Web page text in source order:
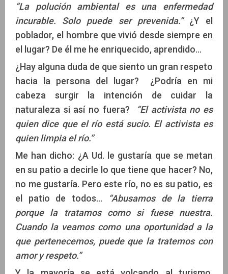
“La polución ambiental es una enfermedad
incurable. Solo puede ser prevenida.” ¿Y el
poblador, el hombre que vivió desde siempre en
el lugar? De él me he enriquecido, aprendido…
¿Hay alguna duda de que siento un gran respeto
hacia la persona del lugar? ¿Podría en mi
cabeza surgir la intención de cuidar la
naturaleza si así no fuera?
“El activista no es
quien dice que el río está sucio. El activista es
quien limpia el río.”
Me han dicho: ¿A Ud. le gustaría que se metan
en su patio a decirle lo que tiene que hacer? No,
no me gustaría. Pero este río, no es su patio, es
el patio de todos…
“Abusamos de la tierra
porque la tratamos como si fuese nuestra.
Cuando la veamos como una oportunidad a la
que pertenecemos, puede que la tratemos con
amor y respeto.”